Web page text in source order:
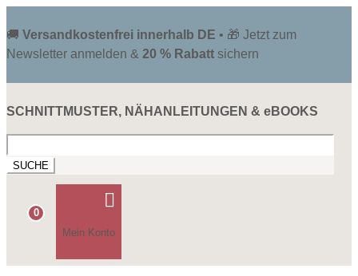
🚚 Versandkostenfrei innerhalb DE • 🎁 Jetzt zum
Newsletter anmelden & 20 % Rabatt sichern
SCHNITTMUSTER, NÄHANLEITUNGEN & eBOOKS
nach:
0

Mein Konto